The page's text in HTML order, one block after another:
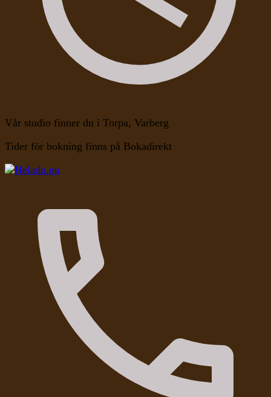
Vår studio finner du i Torpa, Varberg
Tider för bokning finns på Bokadirekt
Heladu.nu